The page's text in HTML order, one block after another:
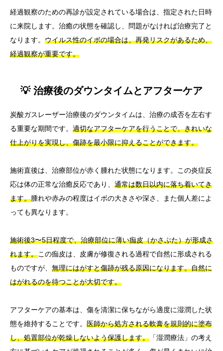
経過観察のための再診が設定されている場合は、指定された日時
に来院します。治癒の状態を確認し、問題がなければ治療完了と
なります。 ウイルス性のイボの場合は、再発リスクがあるため、
経過観察が重要です。
💡 治療後のダウンタイムとアフターケア
炭酸ガスレーザー治療後のダウンタイムは、治療の成否を左右す
る重要な期間です。 適切なアフターケアを行うことで、きれいな
仕上がりを実現し、傷跡を最小限に抑えることができます。
施術直後は、治療部位が赤く腫れた状態になります。この炎症反
応は体の正常な治癒反応であり、 通常は数日以内に落ち着いてき
ます。腫れや赤みの程度はイボの大きさや深さ、また個人差によ
っても異なります。
施術後3〜5日程度で、治療部位に薄い痂皮（かさぶた）が形成さ
れます。この痂皮は、皮膚が修復される過程で自然に形成される
ものですが、 無理にはがすと傷跡が残る原因になります。自然に
はがれるのを待つことが大切です。
アフターケアの基本は、傷を清潔に保ちながら適度に湿潤した状
態を維持することです。 医師から処方される軟膏を規則的に塗布
し、処置部位が乾燥しないよう保護します。 「湿潤療法」の考え